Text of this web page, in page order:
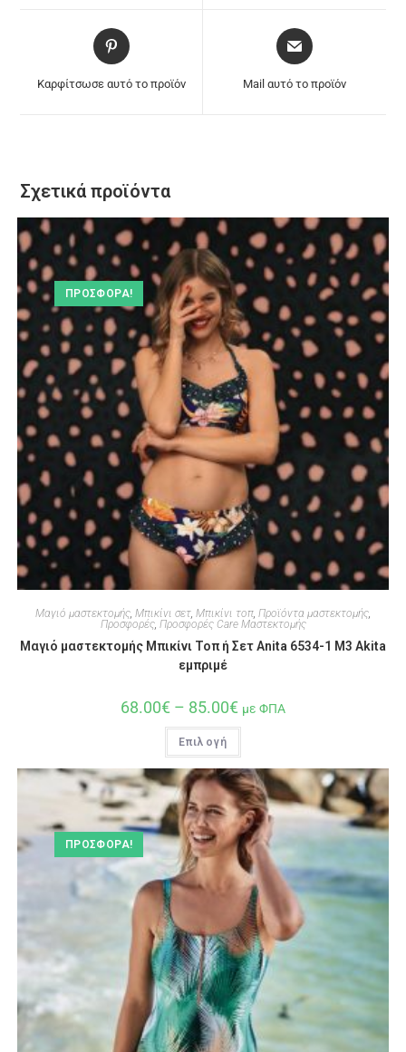
Καρφίτσωσε αυτό το προϊόν Mail αυτό το προϊόν
Σχετικά προϊόντα
ΠΡΟΣΦΟΡΆ!
Μαγιό μαστεκτομής Μπικίνι σετ Μπικίνι τοπ Προϊόντα μαστεκτομής
Προσφορές, Προσφορές Care Μαστεκτομής
Μαγιό μαστεκτομής Μπικίνι Τοπ ή Σετ Anita 6534-1 M3 Akita
εμπριμέ
68.00€ – 85.00€ με ΦΠΑ
Επιλογή
ΠΡΟΣΦΟΡΆ!